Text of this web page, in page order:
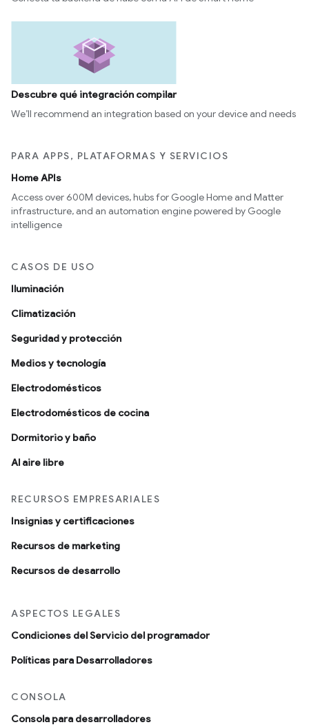
Descubre qué integración compilar
We’ll recommend an integration based on your device and needs
PARA APPS, PLATAFORMAS Y SERVICIOS
Home APIs
Access over 600M devices, hubs for Google Home and Matter
infrastructure, and an automation engine powered by Google
intelligence
CASOS DE USO
Iluminación
Climatización
Seguridad y protección
Medios y tecnología
Electrodomésticos
Electrodomésticos de cocina
Dormitorio y baño
Al aire libre
RECURSOS EMPRESARIALES
Insignias y certificaciones
Recursos de marketing
Recursos de desarrollo
ASPECTOS LEGALES
Condiciones del Servicio del programador
Políticas para Desarrolladores
CONSOLA
Consola para desarrolladores